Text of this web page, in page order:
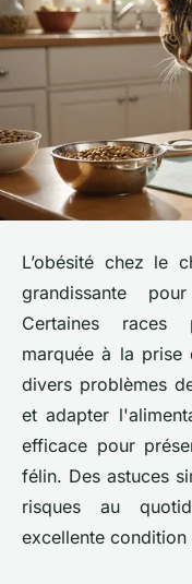
L’obésité chez le
grandissante
Certaines races
marquée à la
divers problèmes
et adapter
efficace pour
félin. Des astuces
risques au
excellente condition